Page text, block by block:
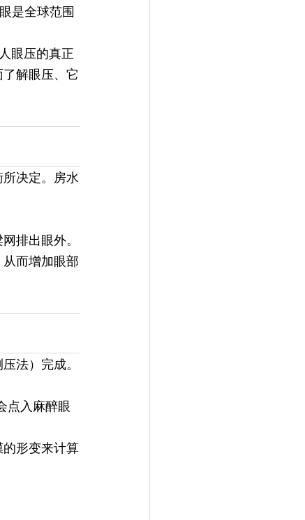
是全球范围
眼压的真正
解眼压、它
决定。房水
排出眼外。
而增加眼部
法）完成。
点入麻醉眼
形变来计算